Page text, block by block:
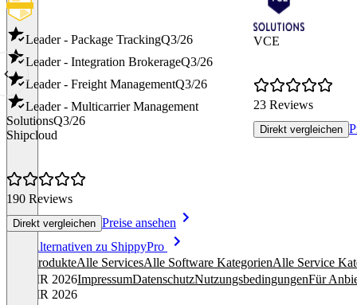
Leader - Package TrackingQ3/26
Leader - Integration BrokerageQ3/26
Leader - Freight ManagementQ3/26
Leader - Multicarrier Management
SolutionsQ3/26
Shipcloud
190 Reviews
Direkt vergleichen Preise ansehen
VCE
23 Reviews
Direkt vergleichen
Alle Alternativen zu ShippyPro
Alle ProdukteAlle ServicesAlle Software KategorienAlle Service
© OMR 2026ImpressumDatenschutzNutzungsbedingungenFür
© OMR 2026